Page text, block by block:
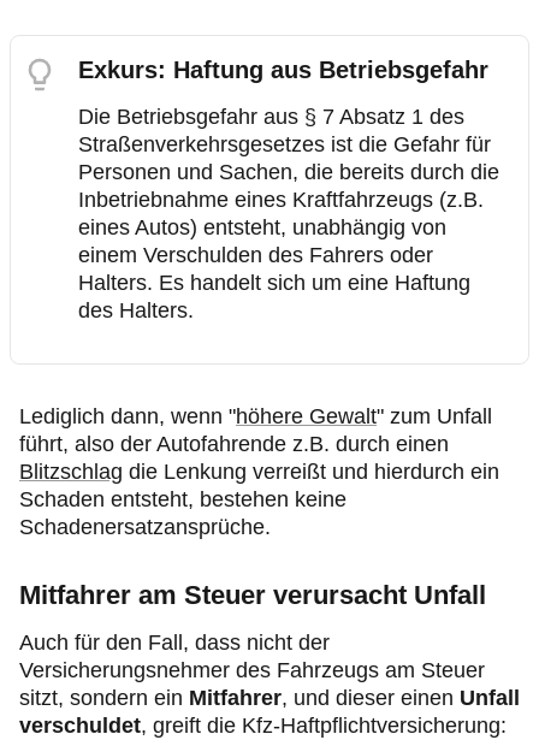
Exkurs: Haftung aus Betriebsgefahr
Die Betriebsgefahr aus § 7 Absatz 1 des
Straßenverkehrsgesetzes ist die Gefahr für
Personen und Sachen, die bereits durch die
Inbetriebnahme eines Kraftfahrzeugs (z.B.
eines Autos) entsteht, unabhängig von
einem Verschulden des Fahrers oder
Halters. Es handelt sich um eine Haftung
des Halters.
Lediglich dann, wenn "höhere Gewalt" zum Unfall
führt, also der Autofahrende z.B. durch einen
Blitzschlag die Lenkung verreißt und hierdurch ein
Schaden entsteht, bestehen keine
Schadenersatzansprüche.
Mitfahrer am Steuer verursacht Unfall
Auch für den Fall, dass nicht der
Versicherungsnehmer des Fahrzeugs am Steuer
sitzt, sondern ein Mitfahrer, und dieser einen Unfall
verschuldet, greift die Kfz-Haftpflichtversicherung: